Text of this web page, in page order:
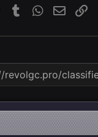
PinterestTumblr WhatsApp
Email Link